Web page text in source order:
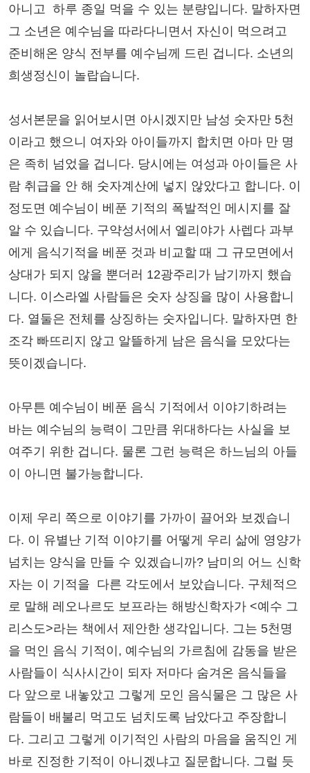
아니고 하루 종일 먹을 수 있는 분량입니다. 말하자면
그 소년은 예수님을 따라다니면서 자신이 먹으려고
준비해온 양식 전부를 예수님께 드린 겁니다. 소년의
희생정신이 놀랍습니다.
성서본문을 읽어보시면 아시겠지만 남성 숫자만 5천
이라고 했으니 여자와 아이들까지 합치면 아마 만 명
은 족히 넘었을 겁니다. 당시에는 여성과 아이들은 사
람 취급을 안 해 숫자계산에 넣지 않았다고 합니다. 이
정도면 예수님이 베푼 기적의 폭발적인 메시지를 잘
알 수 있습니다. 구약성서에서 엘리야가 사렙다 과부
에게 음식기적을 베푼 것과 비교할 때 그 규모면에서
상대가 되지 않을 뿐더러 12광주리가 남기까지 했습
니다. 이스라엘 사람들은 숫자 상징을 많이 사용합니
다. 열둘은 전체를 상징하는 숫자입니다. 말하자면 한
조각 빠뜨리지 않고 알뜰하게 남은 음식을 모았다는
뜻이겠습니다.
아무튼 예수님이 베푼 음식 기적에서 이야기하려는
바는 예수님의 능력이 그만큼 위대하다는 사실을 보
여주기 위한 겁니다. 물론 그런 능력은 하느님의 아들
이 아니면 불가능합니다.
이제 우리 쪽으로 이야기를 가까이 끌어와 보겠습니
다. 이 유별난 기적 이야기를 어떻게 우리 삶에 영양가
넘치는 양식을 만들 수 있겠습니까? 남미의 어느 신학
자는 이 기적을 다른 각도에서 보았습니다. 구체적으
로 말해 레오나르도 보프라는 해방신학자가 <예수 그
리스도>라는 책에서 제안한 생각입니다. 그는 5천명
을 먹인 음식 기적이, 예수님의 가르침에 감동을 받은
사람들이 식사시간이 되자 저마다 숨겨온 음식들을
다 앞으로 내놓았고 그렇게 모인 음식물은 그 많은 사
람들이 배불리 먹고도 넘치도록 남았다고 주장합니
다. 그리고 그렇게 이기적인 사람의 마음을 움직인 게
바로 진정한 기적이 아니겠냐고 질문합니다. 그럴 듯